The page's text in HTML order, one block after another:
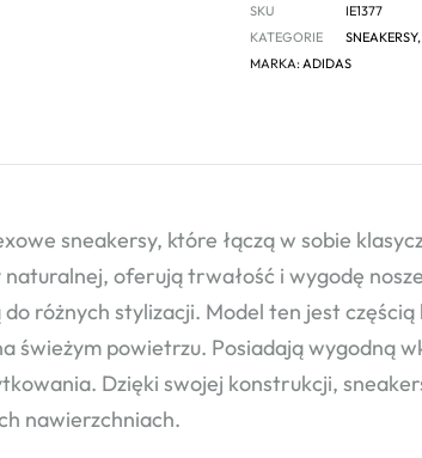
SKU
IE1377
KATEGORIE
SNEAKERSY,
MARKA: ADIDAS
sneakersy, które łączą w sobie
oferują trwałość i wygodę
różnych stylizacji. Model ten jest częścią
świeżym powietrzu. Posiadają wygodną
Dzięki swojej konstrukcji,
nawierzchniach.